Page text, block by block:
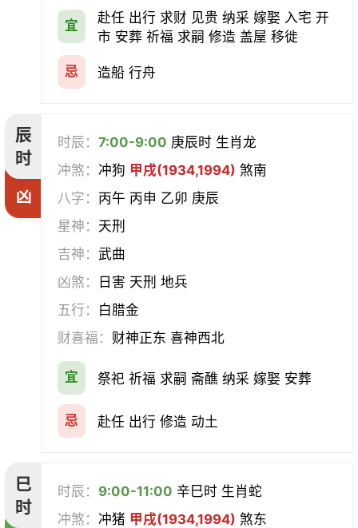
宜
赴任 出行 求财 见贵 纳采 嫁娶 入宅 开
市 安葬 祈福 求嗣 修造 盖屋 移徙
忌 造船 行舟
辰
时
凶
时辰：7:00-9:00 庚辰时 生肖龙
冲煞：冲狗 甲戌(1934,1994) 煞南
八字： 丙午 丙申 乙卯 庚辰
星神： 天刑
吉神：武曲
凶煞：
日害 天刑 地兵
五行： 白腊金
财喜福： 财神正东 喜神西北
宜 祭祀 祈福 求嗣 斋醮 纳采 嫁娶 安葬
忌 赴任 出行 修造 动土
巳
时
时辰： 9:00-11:00 辛巳时 生肖蛇
冲煞：冲猪 甲戌(1934,1994) 煞东